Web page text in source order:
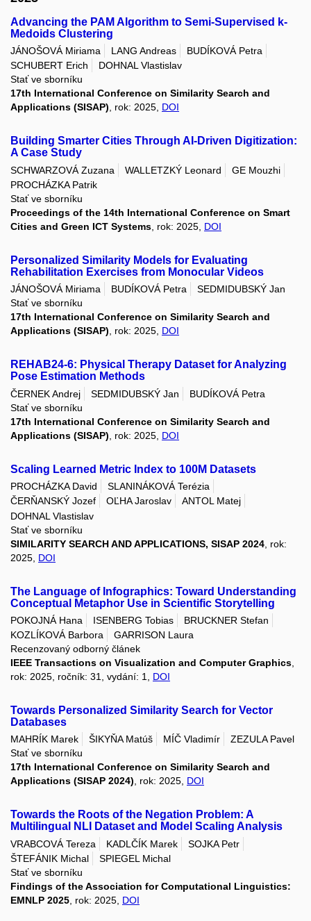
Advancing the PAM Algorithm to Semi-Supervised k-
Medoids Clustering
JÁNOŠOVÁ Miriama LANG Andreas
BUDÍKOVÁ Petra
SCHUBERT Erich
DOHNAL Vlastislav
Stať ve sborníku
17th International Conference on Similarity Search and
Applications (SISAP), rok: 2025, DOI
Building Smarter Cities Through AI-Driven Digitization:
A Case Study
SCHWARZOVÁ Zuzana WALLETZKÝ Leonard
GE Mouzhi
PROCHÁZKA Patrik
Stať ve sborníku
Proceedings of the 14th International Conference on Smart
Cities and Green ICT Systems , rok: 2025, DOI
Personalized Similarity Models for Evaluating
Rehabilitation Exercises from Monocular Videos
JÁNOŠOVÁ Miriama BUDÍKOVÁ Petra
SEDMIDUBSKÝ Jan
Stať ve sborníku
17th International Conference on Similarity Search and
Applications (SISAP), rok: 2025, DOI
REHAB24-6: Physical Therapy Dataset for Analyzing
Pose Estimation Methods
ČERNEK Andrej SEDMIDUBSKÝ Jan
BUDÍKOVÁ Petra
Stať ve sborníku
17th International Conference on Similarity Search and
Applications (SISAP) , rok: 2025, DOI
Scaling Learned Metric Index to 100M Datasets
PROCHÁZKA David
SLANINÁKOVÁ Terézia
ČERŇANSKÝ Jozef
OĽHA Jaroslav
ANTOL Matej
DOHNAL Vlastislav
Stať ve sborníku
SIMILARITY SEARCH AND APPLICATIONS, SISAP 2024 , rok:
2025, DOI
The Language of Infographics: Toward Understanding
Conceptual Metaphor Use in Scientific Storytelling
POKOJNÁ Hana ISENBERG Tobias
BRUCKNER Stefan
KOZLÍKOVÁ Barbora
GARRISON Laura
Recenzovaný odborný článek
IEEE Transactions on Visualization and Computer Graphics
rok: 2025, ročník: 31, vydání: 1, DOI
Towards Personalized Similarity Search for Vector
Databases
MAHRÍK Marek ŠIKYŇA Matúš MÍČ Vladimír
ZEZULA Pavel
Stať ve sborníku
17th International Conference on Similarity Search and
Applications (SISAP 2024), rok: 2025, DOI
Towards the Roots of the Negation Problem: A
Multilingual NLI Dataset and Model Scaling Analysis
VRABCOVÁ Tereza KADLČÍK Marek
SOJKA Petr
ŠTEFÁNIK Michal
SPIEGEL Michal
Stať ve sborníku
Findings of the Association for Computational Linguistics:
EMNLP 2025 , rok: 2025, DOI